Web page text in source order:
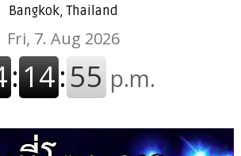
Bangkok, Thailand